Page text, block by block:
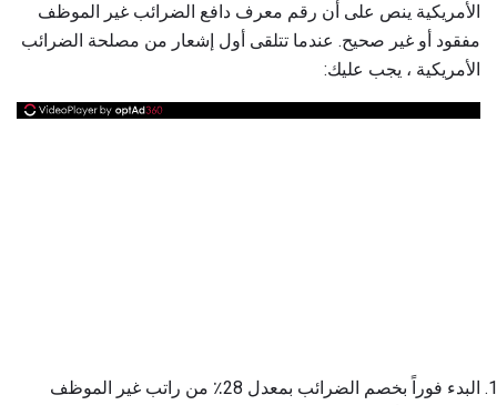
الأمريكية ينص على أن رقم معرف دافع الضرائب غير الموظف
مفقود أو غير صحيح. عندما تتلقى أول إشعار من مصلحة الضرائب
الأمريكية ، يجب عليك:
البدء فوراً بخصم الضرائب بمعدل 28٪ من راتب غير الموظف